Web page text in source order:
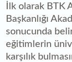
İlk olarak BTK
Başkanlığı
sonucunda
eğitimlerin
karşılık